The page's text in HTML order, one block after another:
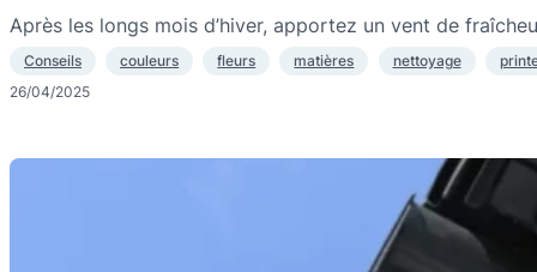
Après les longs mois d’hiver, apportez un vent de
Conseils couleurs fleurs matières nettoyage
26/04/2025